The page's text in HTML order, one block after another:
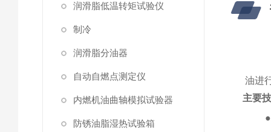
润滑脂低温转矩试验仪
制冷
润滑脂分油器
自动自燃点测定仪
内燃机油曲轴模拟试验器
防锈油脂湿热试验箱
油进
主要